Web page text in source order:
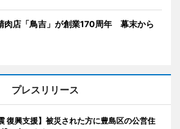
肉店「鳥吉」が創業170周年 幕末から
プレスリリース
復興支援】被災された方に豊島区の公営住